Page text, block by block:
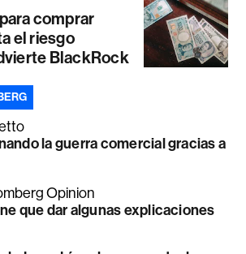
comprar
el riesgo
BlackRock
la guerra comercial gracias a
Opinion
que dar algunas explicaciones